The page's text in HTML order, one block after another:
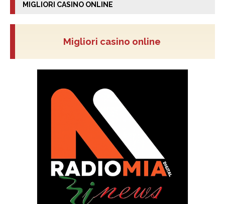
MIGLIORI CASINO ONLINE
Migliori casino online